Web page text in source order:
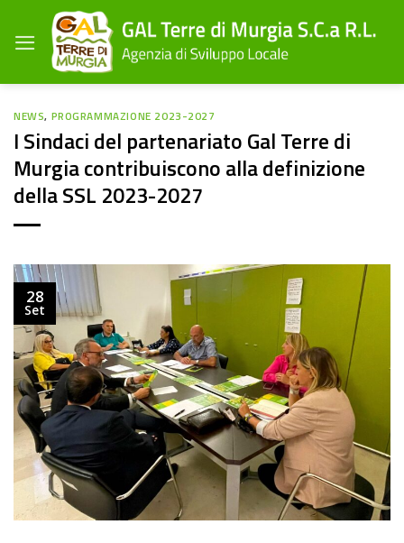
contenuti
NEWS, PROGRAMMAZIONE 2023-2027
I Sindaci del partenariato Gal Terre di
Murgia contribuiscono alla definizione
della SSL 2023-2027
28
Set